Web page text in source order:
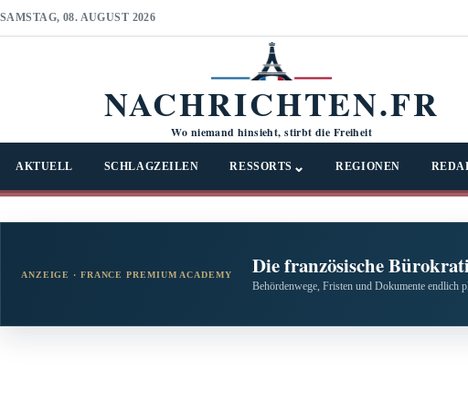
SAMSTAG, 08. AUGUST 2026
NACHRICHTEN.FR
Wo niemand hinsieht, stirbt die Freiheit
AKTUELL SCHLAGZEILEN RESSORTS ⌄ REGIONEN
ANZEIGE · FRANCE PREMIUM ACADEMY Die französische
Behördenwege, Fristen und Dokumente endlich